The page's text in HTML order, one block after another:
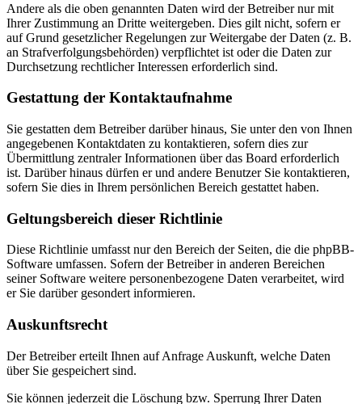
Andere als die oben genannten Daten wird der Betreiber nur mit
Ihrer Zustimmung an Dritte weitergeben. Dies gilt nicht, sofern er
auf Grund gesetzlicher Regelungen zur Weitergabe der Daten (z. B.
an Strafverfolgungsbehörden) verpflichtet ist oder die Daten zur
Durchsetzung rechtlicher Interessen erforderlich sind.
Gestattung der Kontaktaufnahme
Sie gestatten dem Betreiber darüber hinaus, Sie unter den von Ihnen
angegebenen Kontaktdaten zu kontaktieren, sofern dies zur
Übermittlung zentraler Informationen über das Board erforderlich
ist. Darüber hinaus dürfen er und andere Benutzer Sie kontaktieren,
sofern Sie dies in Ihrem persönlichen Bereich gestattet haben.
Geltungsbereich dieser Richtlinie
Diese Richtlinie umfasst nur den Bereich der Seiten, die die phpBB-
Software umfassen. Sofern der Betreiber in anderen Bereichen
seiner Software weitere personenbezogene Daten verarbeitet, wird
er Sie darüber gesondert informieren.
Auskunftsrecht
Der Betreiber erteilt Ihnen auf Anfrage Auskunft, welche Daten
über Sie gespeichert sind.
Sie können jederzeit die Löschung bzw. Sperrung Ihrer Daten